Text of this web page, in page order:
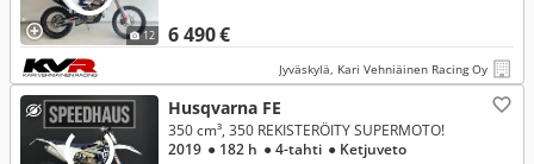
12 6 490 €
Jyväskylä, Kari Vehniäinen Racing Oy
Husqvarna FE
350 cm³, 350 REKISTERÖITY SUPERMOTO!
2019 ● 182 h ● 4-tahti ● Ketjuveto